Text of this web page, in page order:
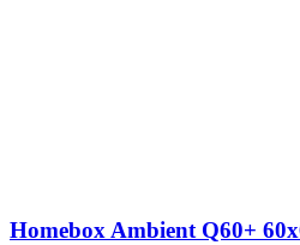
Homebox Ambient Q60+